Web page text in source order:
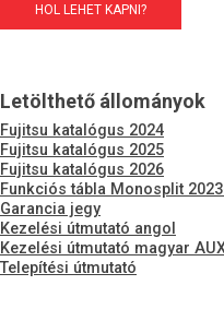
HOL LEHET KAPNI?
Letölthető állományok
Fujitsu katalógus 2024
Fujitsu katalógus 2025
Fujitsu katalógus 2026
Funkciós tábla Monosplit
Garancia jegy
Kezelési útmutató angol
Kezelési útmutató magyar
Telepítési útmutató